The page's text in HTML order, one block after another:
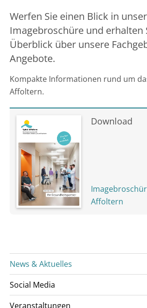
Werfen Sie einen Blick in
Imagebroschüre und erhalten
Überblick über unsere
Angebote.
Kompakte Informationen rund um
Affoltern.
Download
Affoltern
News & Aktuelles
Social Media
Veranstaltungen